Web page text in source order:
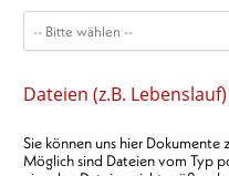
Dateien (z.B. Lebenslauf)
Sie können uns hier
Möglich sind Dateien vom Typ